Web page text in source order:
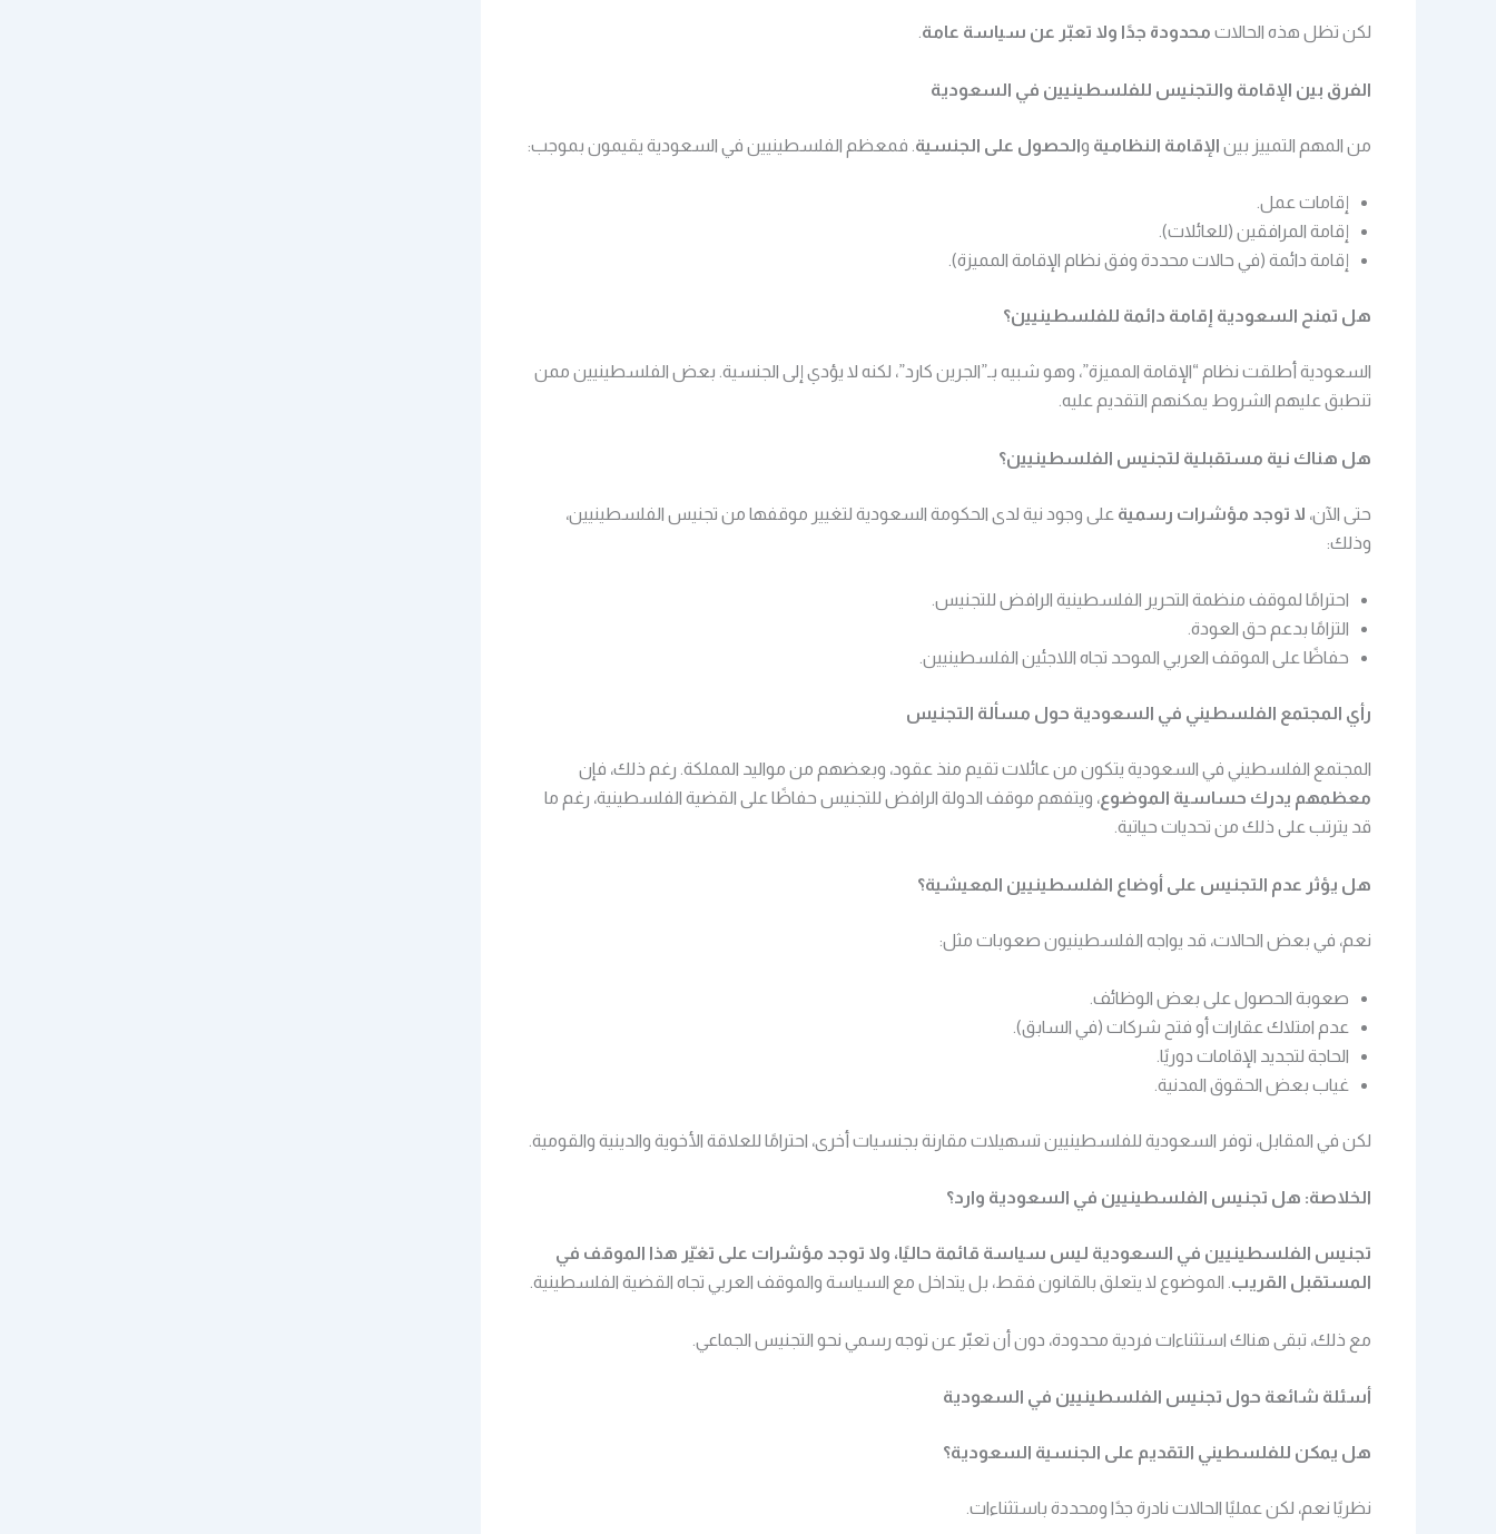
لكن تظل هذه الحالات محدودة جدًا ولا تعبّر عن سياسة عامة
الفرق بين الإقامة والتجنيس للفلسطينيين في السعودية
من المهم التمييز بين الإقامة النظامية والحصول على الجنسية . فمعظم الفلسطينيين في السعودية يقيمون بموجب:
إقامات عمل.
إقامة المرافقين (للعائلات).
إقامة دائمة (في حالات محددة وفق نظام الإقامة المميزة).
هل تمنح السعودية إقامة دائمة للفلسطينيين؟
السعودية أطلقت نظام “الإقامة المميزة”، وهو شبيه بـ”الجرين كارد”، لكنه لا يؤدي إلى الجنسية. بعض الفلسطينيين ممن
تنطبق عليهم الشروط يمكنهم التقديم عليه.
هل هناك نية مستقبلية لتجنيس الفلسطينيين؟
حتى الآن، لا توجد مؤشرات رسمية على وجود نية لدى الحكومة السعودية لتغيير موقفها من تجنيس الفلسطينيين،
وذلك:
احترامًا لموقف منظمة التحرير الفلسطينية الرافض للتجنيس.
التزامًا بدعم حق العودة.
حفاظًا على الموقف العربي الموحد تجاه اللاجئين الفلسطينيين.
رأي المجتمع الفلسطيني في السعودية حول مسألة التجنيس
المجتمع الفلسطيني في السعودية يتكون من عائلات تقيم منذ عقود، وبعضهم من مواليد المملكة. رغم ذلك، فإن
معظمهم يدرك حساسية الموضوع، ويتفهم موقف الدولة الرافض للتجنيس حفاظًا على القضية الفلسطينية، رغم ما
قد يترتب على ذلك من تحديات حياتية.
هل يؤثر عدم التجنيس على أوضاع الفلسطينيين المعيشية؟
نعم، في بعض الحالات، قد يواجه الفلسطينيون صعوبات مثل:
صعوبة الحصول على بعض الوظائف.
عدم امتلاك عقارات أو فتح شركات (في السابق).
الحاجة لتجديد الإقامات دوريًا.
غياب بعض الحقوق المدنية.
لكن في المقابل، توفر السعودية للفلسطينيين تسهيلات مقارنة بجنسيات أخرى، احترامًا للعلاقة الأخوية والدينية والقومية.
الخلاصة: هل تجنيس الفلسطينيين في السعودية وارد؟
تجنيس الفلسطينيين في السعودية ليس سياسة قائمة حاليًا، ولا توجد مؤشرات على تغيّر هذا الموقف في
المستقبل القريب . الموضوع لا يتعلق بالقانون فقط، بل يتداخل مع السياسة والموقف العربي تجاه القضية الفلسطينية.
مع ذلك، تبقى هناك استثناءات فردية محدودة، دون أن تعبّر عن توجه رسمي نحو التجنيس الجماعي.
أسئلة شائعة حول تجنيس الفلسطينيين في السعودية
هل يمكن للفلسطيني التقديم على الجنسية السعودية؟
نظريًا نعم، لكن عمليًا الحالات نادرة جدًا ومحددة باستثناءات.